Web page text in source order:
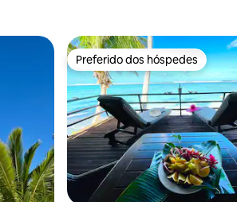
Preferido dos hóspedes
Preferido dos hóspedes